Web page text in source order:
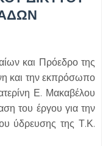
και Πρόεδρο της
και την εκπρόσωπο
Ε. Μακαβέλου
του έργου για την
ύδρευσης της Τ.Κ.